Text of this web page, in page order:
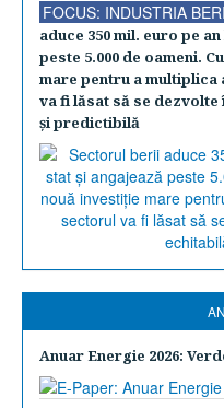
FOCUS: INDUSTRIA
aduce 350 mil. euro pe
peste 5.000 de oameni.
mare pentru a multiplica
va fi lăsat să se
şi predictibilă
Anuar Energie 2026: